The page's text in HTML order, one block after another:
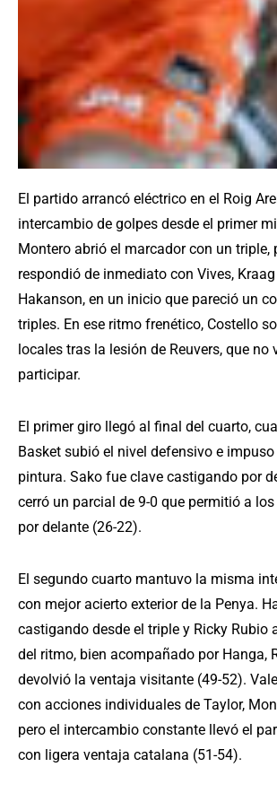
El partido arrancó eléctrico en el Roig
intercambio de golpes desde el primer
Montero abrió el marcador con un triple,
respondió de inmediato con Vives,
Hakanson, en un inicio que pareció un
triples. En ese ritmo frenético, Costello
locales tras la lesión de Reuvers, que no
participar.
El primer giro llegó al final del cuarto,
Basket subió el nivel defensivo e
pintura. Sako fue clave castigando por
cerró un parcial de 9-0 que permitió a
por delante (26-22).
El segundo cuarto mantuvo la misma
con mejor acierto exterior de la Penya.
castigando desde el triple y Ricky Rubio
del ritmo, bien acompañado por Hanga,
devolvió la ventaja visitante (49-52).
con acciones individuales de Taylor,
pero el intercambio constante llevó el
con ligera ventaja catalana (51-54).